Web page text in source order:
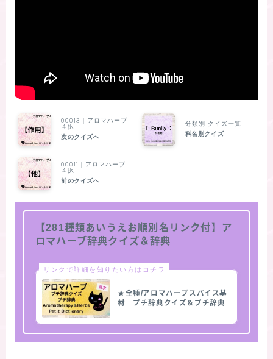
00013｜アロマハーブ
４択
次のクイズへ
分類別 クイズ一覧
科名別クイズ
00011｜アロマハーブ
４択
前のクイズへ
【281種類あいうえお順別名リンク付】ア
ロマハーブ辞典クイズ＆辞典
リンクで詳細を知りたい方はコチラ
★全種/アロマハーブスパイス基
材 プチ辞典クイズ＆プチ辞典